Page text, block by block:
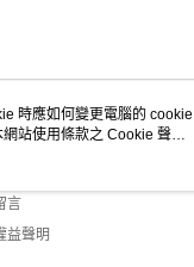
訊
言
益聲明
時應如何變更電腦的 cookie
站使用條款之 Cookie 聲明